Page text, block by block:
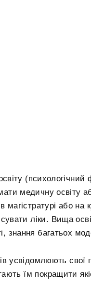
(психологічний
медичну освіту
магістратурі або
ліки. Вища
знання багатьох
усвідомлюють
їм покращити